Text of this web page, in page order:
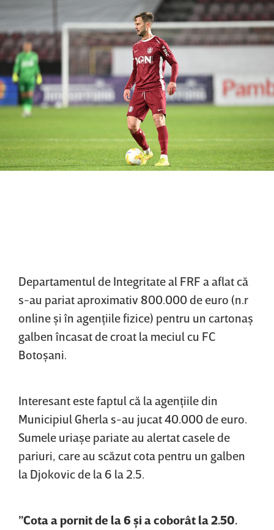
Departamentul de Integritate al FRF a aflat că
s-au pariat aproximativ 800.000 de euro (n.r
online şi în agenţiile fizice) pentru un cartonaş
galben încasat de croat la meciul cu FC
Botoşani.
Interesant este faptul că la agenţiile din
Municipiul Gherla s-au jucat 40.000 de euro.
Sumele uriaşe pariate au alertat casele de
pariuri, care au scăzut cota pentru un galben
la Djokovic de la 6 la 2.5.
”Cota a pornit de la 6 şi a coborât la 2.50.